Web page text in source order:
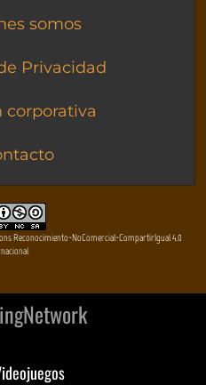
somos
Privacidad
Reconocimiento-NoComercial-CompartirIgual 4.0